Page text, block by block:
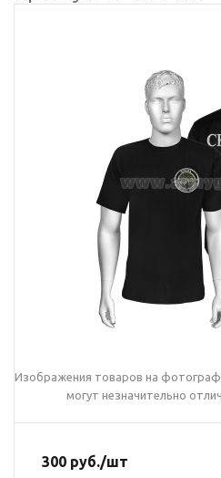
Изображения товаров на
могут незначительно
300 руб./шт